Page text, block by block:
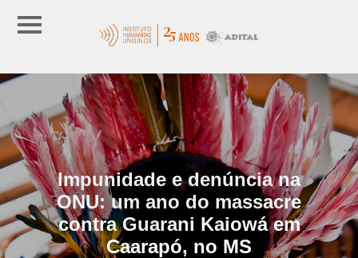
Impunidade e denúncia na
ONU: um ano do massacre
contra Guarani Kaiowá em
Caarapó, no MS